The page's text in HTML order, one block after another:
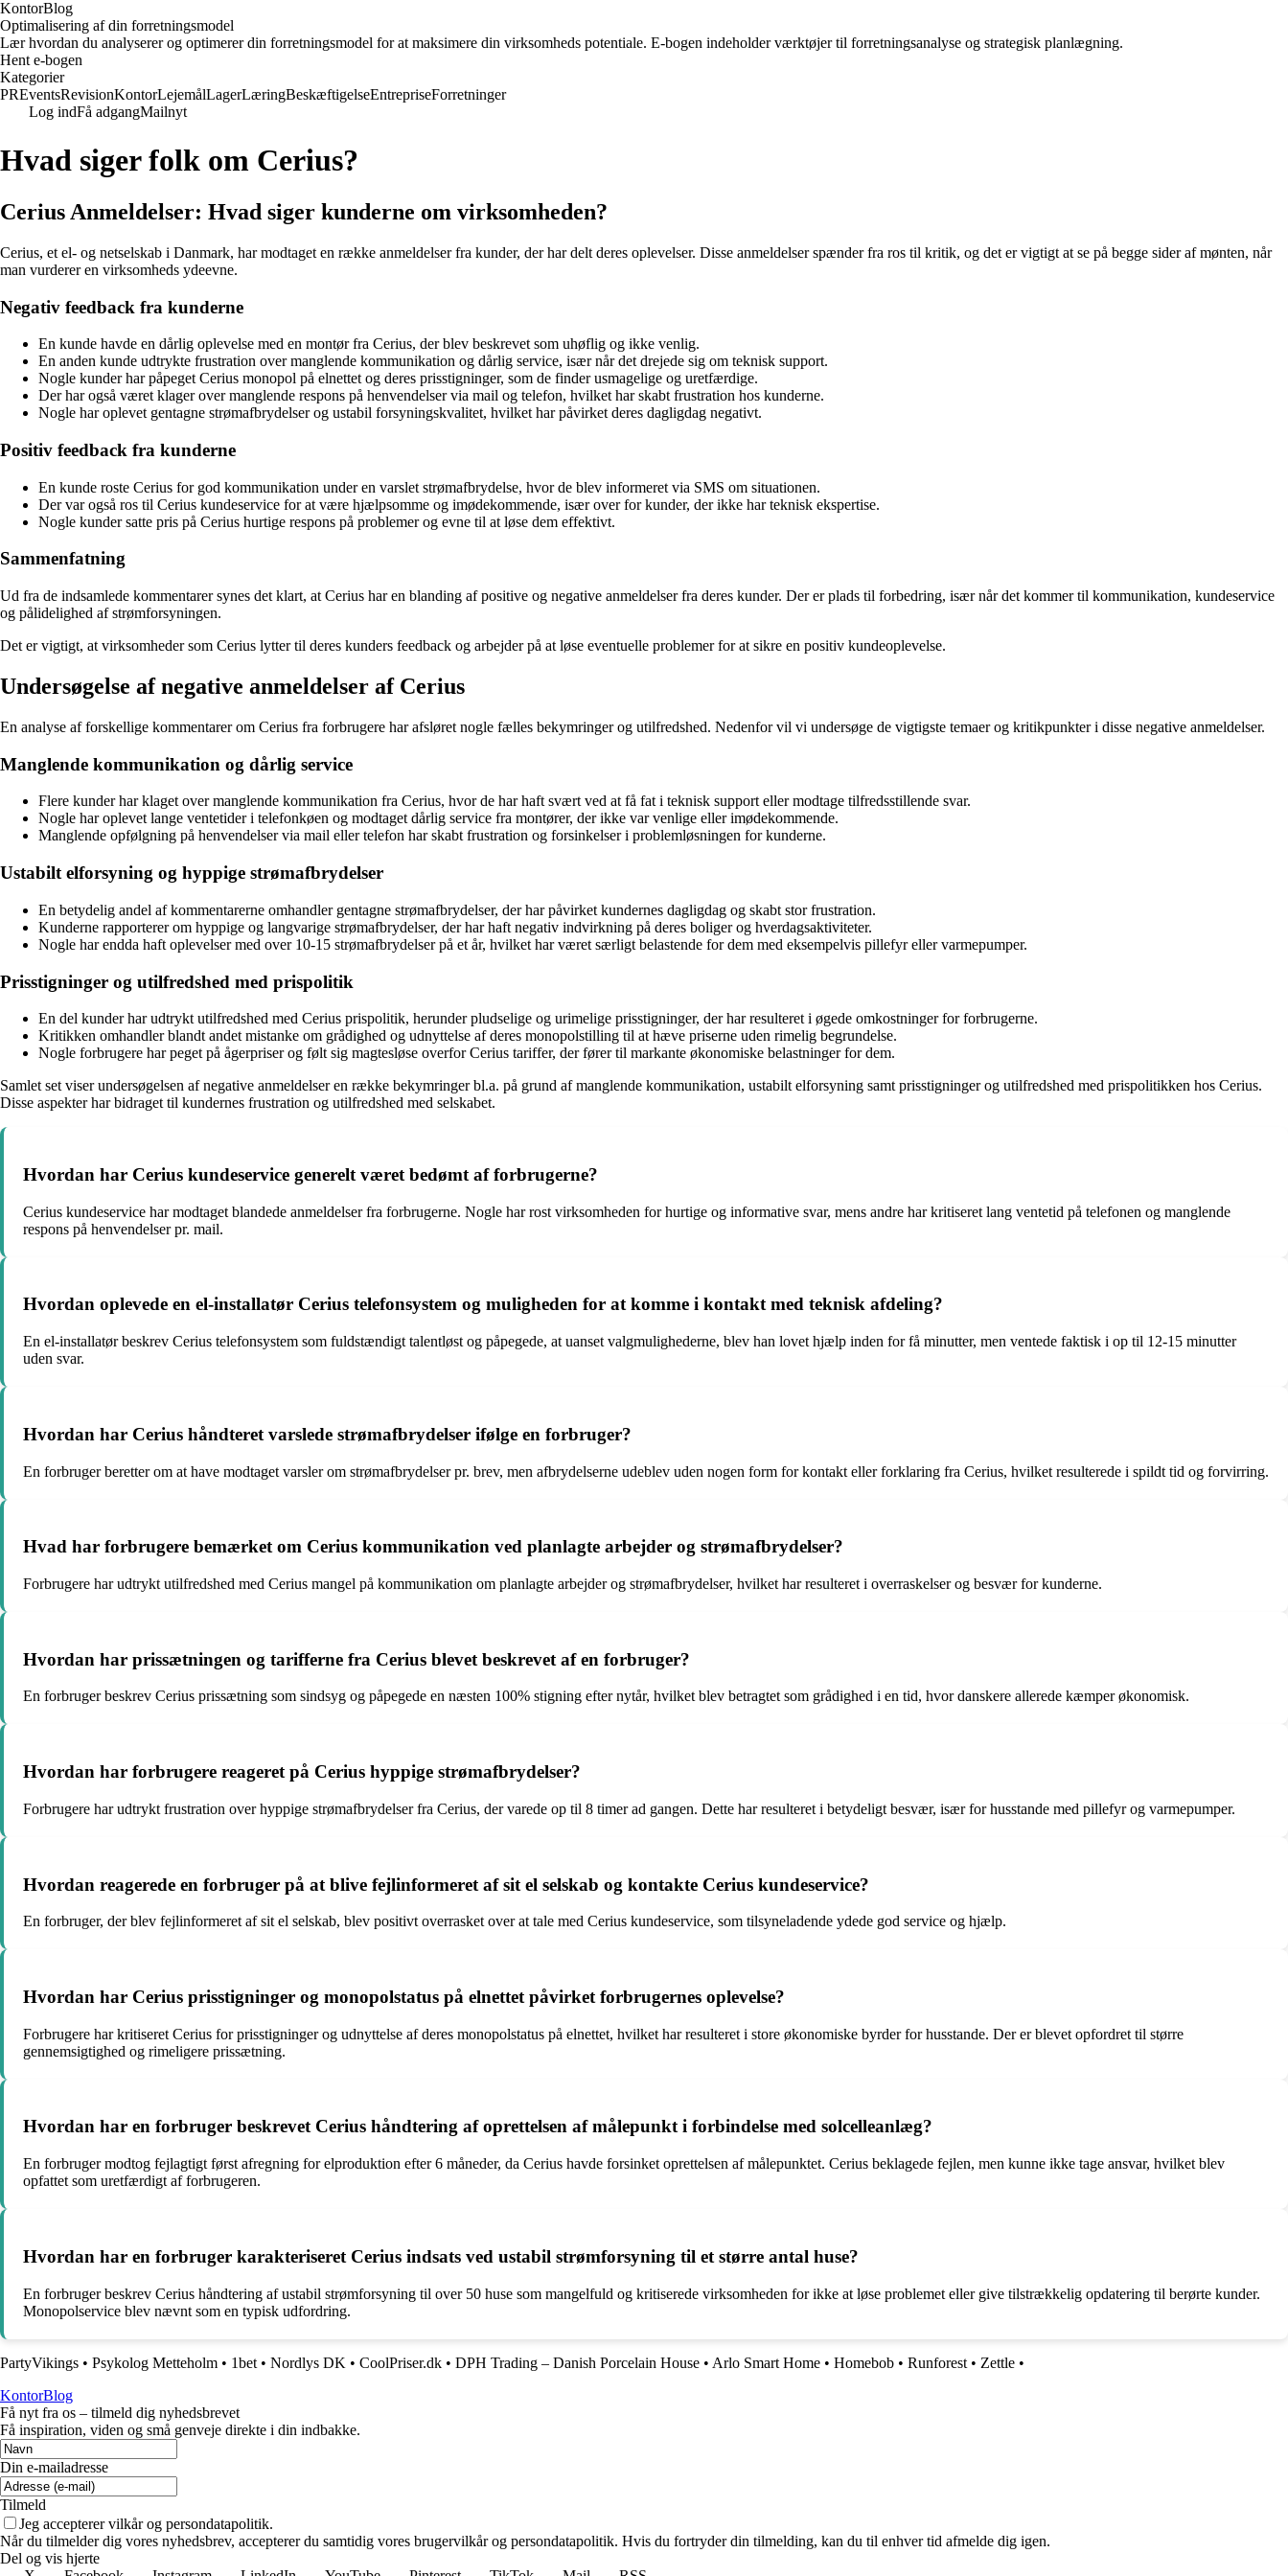
KontorBlog
Optimalisering af din forretningsmodel
Lær hvordan du analyserer og optimerer din forretningsmodel for at maksimere din virksomheds potentiale. E-bogen indeholder værktøjer til forretningsanalyse og strategisk planlægning.
Hent e-bogen
Kategorier
PREventsRevisionKontorLejemålLagerLæringBeskæftigelseEntrepriseForretninger
Log indFå adgangMailnyt
Hvad siger folk om Cerius?
Cerius Anmeldelser: Hvad siger kunderne om virksomheden?
Cerius, et el- og netselskab i Danmark, har modtaget en række anmeldelser fra kunder, der har delt deres oplevelser. Disse anmeldelser spænder fra ros til kritik, og det er vigtigt at se på begge sider af mønten, når
man vurderer en virksomheds ydeevne.
Negativ feedback fra kunderne
En kunde havde en dårlig oplevelse med en montør fra Cerius, der blev beskrevet som uhøflig og ikke venlig.
En anden kunde udtrykte frustration over manglende kommunikation og dårlig service, især når det drejede sig om teknisk support.
Nogle kunder har påpeget Cerius monopol på elnettet og deres prisstigninger, som de finder usmagelige og uretfærdige.
Der har også været klager over manglende respons på henvendelser via mail og telefon, hvilket har skabt frustration hos kunderne.
Nogle har oplevet gentagne strømafbrydelser og ustabil forsyningskvalitet, hvilket har påvirket deres dagligdag negativt.
Positiv feedback fra kunderne
En kunde roste Cerius for god kommunikation under en varslet strømafbrydelse, hvor de blev informeret via SMS om situationen.
Der var også ros til Cerius kundeservice for at være hjælpsomme og imødekommende, især over for kunder, der ikke har teknisk ekspertise.
Nogle kunder satte pris på Cerius hurtige respons på problemer og evne til at løse dem effektivt.
Sammenfatning
Ud fra de indsamlede kommentarer synes det klart, at Cerius har en blanding af positive og negative anmeldelser fra deres kunder. Der er plads til forbedring, især når det kommer til kommunikation, kundeservice
og pålidelighed af strømforsyningen.
Det er vigtigt, at virksomheder som Cerius lytter til deres kunders feedback og arbejder på at løse eventuelle problemer for at sikre en positiv kundeoplevelse.
Undersøgelse af negative anmeldelser af Cerius
En analyse af forskellige kommentarer om Cerius fra forbrugere har afsløret nogle fælles bekymringer og utilfredshed. Nedenfor vil vi undersøge de vigtigste temaer og kritikpunkter i disse negative anmeldelser.
Manglende kommunikation og dårlig service
Flere kunder har klaget over manglende kommunikation fra Cerius, hvor de har haft svært ved at få fat i teknisk support eller modtage tilfredsstillende svar.
Nogle har oplevet lange ventetider i telefonkøen og modtaget dårlig service fra montører, der ikke var venlige eller imødekommende.
Manglende opfølgning på henvendelser via mail eller telefon har skabt frustration og forsinkelser i problemløsningen for kunderne.
Ustabilt elforsyning og hyppige strømafbrydelser
En betydelig andel af kommentarerne omhandler gentagne strømafbrydelser, der har påvirket kundernes dagligdag og skabt stor frustration.
Kunderne rapporterer om hyppige og langvarige strømafbrydelser, der har haft negativ indvirkning på deres boliger og hverdagsaktiviteter.
Nogle har endda haft oplevelser med over 10-15 strømafbrydelser på et år, hvilket har været særligt belastende for dem med eksempelvis pillefyr eller varmepumper.
Prisstigninger og utilfredshed med prispolitik
En del kunder har udtrykt utilfredshed med Cerius prispolitik, herunder pludselige og urimelige prisstigninger, der har resulteret i øgede omkostninger for forbrugerne.
Kritikken omhandler blandt andet mistanke om grådighed og udnyttelse af deres monopolstilling til at hæve priserne uden rimelig begrundelse.
Nogle forbrugere har peget på ågerpriser og følt sig magtesløse overfor Cerius tariffer, der fører til markante økonomiske belastninger for dem.
Samlet set viser undersøgelsen af negative anmeldelser en række bekymringer bl.a. på grund af manglende kommunikation, ustabilt elforsyning samt prisstigninger og utilfredshed med prispolitikken hos Cerius.
Disse aspekter har bidraget til kundernes frustration og utilfredshed med selskabet.
Hvordan har Cerius kundeservice generelt været bedømt af forbrugerne?
Cerius kundeservice har modtaget blandede anmeldelser fra forbrugerne. Nogle har rost virksomheden for hurtige og informative svar, mens andre har kritiseret lang ventetid på telefonen og manglende
respons på henvendelser pr. mail.
Hvordan oplevede en el-installatør Cerius telefonsystem og muligheden for at komme i kontakt med teknisk afdeling?
En el-installatør beskrev Cerius telefonsystem som fuldstændigt talentløst og påpegede, at uanset valgmulighederne, blev han lovet hjælp inden for få minutter, men ventede faktisk i op til 12-15 minutter
uden svar.
Hvordan har Cerius håndteret varslede strømafbrydelser ifølge en forbruger?
En forbruger beretter om at have modtaget varsler om strømafbrydelser pr. brev, men afbrydelserne udeblev uden nogen form for kontakt eller forklaring fra Cerius, hvilket resulterede i spildt tid og forvirring.
Hvad har forbrugere bemærket om Cerius kommunikation ved planlagte arbejder og strømafbrydelser?
Forbrugere har udtrykt utilfredshed med Cerius mangel på kommunikation om planlagte arbejder og strømafbrydelser, hvilket har resulteret i overraskelser og besvær for kunderne.
Hvordan har prissætningen og tarifferne fra Cerius blevet beskrevet af en forbruger?
En forbruger beskrev Cerius prissætning som sindsyg og påpegede en næsten 100% stigning efter nytår, hvilket blev betragtet som grådighed i en tid, hvor danskere allerede kæmper økonomisk.
Hvordan har forbrugere reageret på Cerius hyppige strømafbrydelser?
Forbrugere har udtrykt frustration over hyppige strømafbrydelser fra Cerius, der varede op til 8 timer ad gangen. Dette har resulteret i betydeligt besvær, især for husstande med pillefyr og varmepumper.
Hvordan reagerede en forbruger på at blive fejlinformeret af sit el selskab og kontakte Cerius kundeservice?
En forbruger, der blev fejlinformeret af sit el selskab, blev positivt overrasket over at tale med Cerius kundeservice, som tilsyneladende ydede god service og hjælp.
Hvordan har Cerius prisstigninger og monopolstatus på elnettet påvirket forbrugernes oplevelse?
Forbrugere har kritiseret Cerius for prisstigninger og udnyttelse af deres monopolstatus på elnettet, hvilket har resulteret i store økonomiske byrder for husstande. Der er blevet opfordret til større
gennemsigtighed og rimeligere prissætning.
Hvordan har en forbruger beskrevet Cerius håndtering af oprettelsen af målepunkt i forbindelse med solcelleanlæg?
En forbruger modtog fejlagtigt først afregning for elproduktion efter 6 måneder, da Cerius havde forsinket oprettelsen af målepunktet. Cerius beklagede fejlen, men kunne ikke tage ansvar, hvilket blev
opfattet som uretfærdigt af forbrugeren.
Hvordan har en forbruger karakteriseret Cerius indsats ved ustabil strømforsyning til et større antal huse?
En forbruger beskrev Cerius håndtering af ustabil strømforsyning til over 50 huse som mangelfuld og kritiserede virksomheden for ikke at løse problemet eller give tilstrækkelig opdatering til berørte kunder.
Monopolservice blev nævnt som en typisk udfordring.
PartyVikings • Psykolog Metteholm • 1bet • Nordlys DK • CoolPriser.dk • DPH Trading – Danish Porcelain House • Arlo Smart Home • Homebob • Runforest • Zettle •
KontorBlog
Få nyt fra os – tilmeld dig nyhedsbrevet
Få inspiration, viden og små genveje direkte i din indbakke.
Din e-mailadresse
Tilmeld
Jeg accepterer vilkår og persondatapolitik.
Når du tilmelder dig vores nyhedsbrev, accepterer du samtidig vores brugervilkår og persondatapolitik. Hvis du fortryder din tilmelding, kan du til enhver tid afmelde dig igen.
Del og vis hjerte